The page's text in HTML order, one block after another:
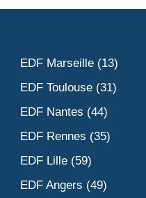
EDF Marseille (13)
EDF Toulouse (31)
EDF Nantes (44)
EDF Rennes (35)
EDF Lille (59)
EDF Angers (49)